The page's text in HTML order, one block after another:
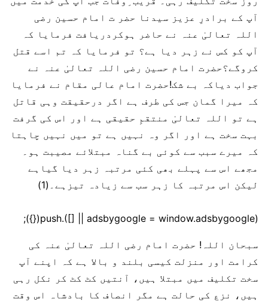
آپ کے برادرِ عزیز سیدنا حضر ت امام حسین رضی
اللہ تعالیٰ عنہ نے حاضر ہوکردریافت فرمایا کہ
آپ کو کس نے زہر دیا ہے؟ تو فرمایا کہ تم اسے قتل
کروگے؟حضرت امام حسین رضی اللہ تعالیٰ عنہ نے
جواب دیاکہ بے شک!حضرت امام عالی مقام نے فرمایا
کہ میرا گمان جس کی طرف ہے اگر درحقیقت وہی قاتل
ہے تو اللہ تعالیٰ منتقمِ حقیقی ہے اور اس کی گرفت
بہت سخت ہے اور اگر وہ نہیں ہے تو میں نہیں چاہتا
کہ میرے سبب سے کوئی بے گناہ مبتلائے مصیبت ہو۔
مجھے اس سے پہلے بھی کئی مرتبہ زہر دیا گیاہے
لیکن اس مرتبہ کا زہر سب سے زیادہ تیزہے۔(1)
(adsbygoogle = window.adsbygoogle || []).push({});
سبحان اللہ! حضرت امام رضی اللہ تعالیٰ عنہ کی
کرامت اور منزلت کیسی بلند و بالا ہے کہ اپنے آپ
سخت تکلیف میں مبتلا ہیں، آنتیں کٹ کٹ کر نکل رہی
ہیں، نزع کی حالت ہے مگر انصاف کا بادشاہ اس وقت